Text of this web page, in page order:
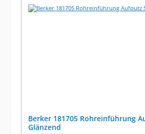
Berker 181705 Rohreinführung
Glänzend